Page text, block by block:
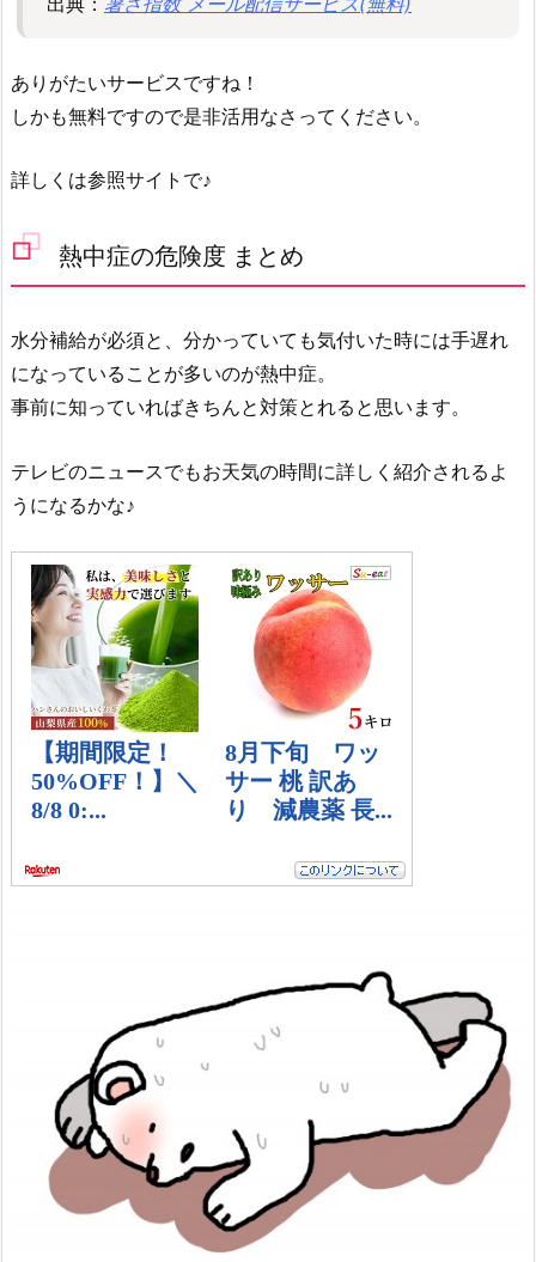
ありがたいサービスですね！
しかも無料ですので是非活用なさってください。
詳しくは参照サイトで♪
熱中症の危険度 まとめ
水分補給が必須と、分かっていても気付いた時には手遅れ
になっていることが多いのが熱中症。
事前に知っていればきちんと対策とれると思います。
テレビのニュースでもお天気の時間に詳しく紹介されるよ
うになるかな♪